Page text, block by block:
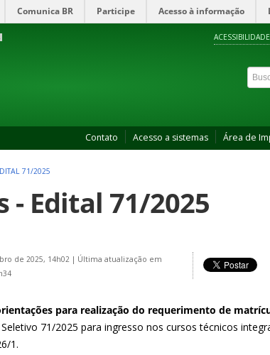
Comunica BR Participe Acesso à informação
ACESSIBILIDADE
Contato Acesso a sistemas Área de
71/2025
- Edital 71/2025
de 2025, 14h02 | Última atualização em
para realização do requerimento de
71/2025 para ingresso nos cursos técnicos
1.